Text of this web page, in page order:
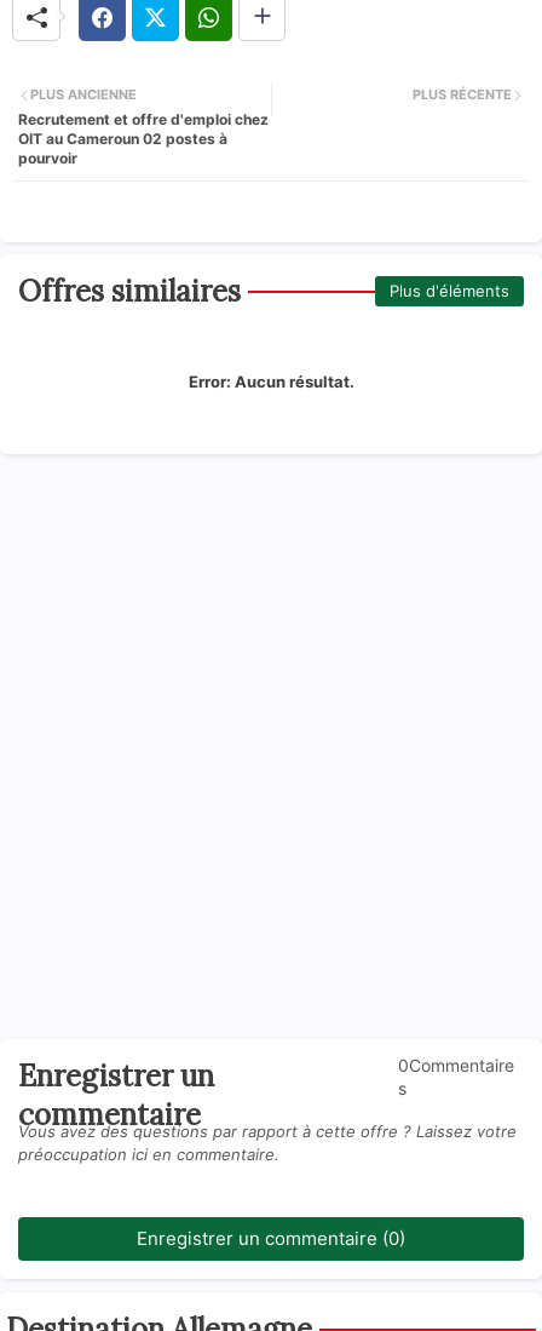
PLUS RÉCENTE
PLUS ANCIENNE
Recrutement et offre d'emploi chez
OIT au Cameroun 02 postes à
pourvoir
Offres similaires Plus d'éléments
Error: Aucun résultat.
Enregistrer un
commentaire
0Commentaire
s
Vous avez des questions par rapport à cette offre ? Laissez votre
préoccupation ici en commentaire.
Enregistrer un commentaire (0)